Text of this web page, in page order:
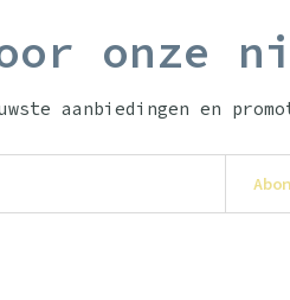
onze
aanbiedingen en